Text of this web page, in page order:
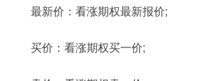
最新价：看涨期权最新报价;
买价：看涨期权买一价;